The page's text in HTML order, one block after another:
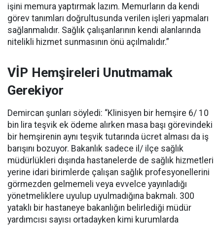
işini memura yaptırmak lazım. Memurların da kendi
görev tanımları doğrultusunda verilen işleri yapmaları
sağlanmalıdır. Sağlık çalışanlarının kendi alanlarında
nitelikli hizmet sunmasının önü açılmalıdır.”
VİP Hemşireleri Unutmamak
Gerekiyor
Demircan şunları söyledi: “Klinisyen bir hemşire 6/ 10
bin lira teşvik ek ödeme alırken masa başı görevindeki
bir hemşirenin aynı teşvik tutarında ücret alması da iş
barışını bozuyor. Bakanlık sadece il/ ilçe sağlık
müdürlükleri dışında hastanelerde de sağlık hizmetleri
yerine idari birimlerde çalışan sağlık profesyonellerini
görmezden gelmemeli veya evvelce yayınladığı
yönetmeliklere uyulup uyulmadığına bakmalı. 300
yataklı bir hastaneye bakanlığın belirlediği müdür
yardımcısı sayısı ortadayken kimi kurumlarda